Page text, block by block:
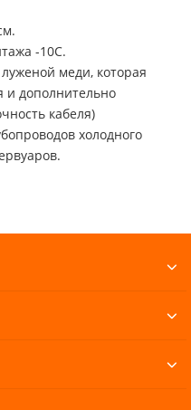
-10С.
меди, которая
и дополнительно
кабеля)
холодного